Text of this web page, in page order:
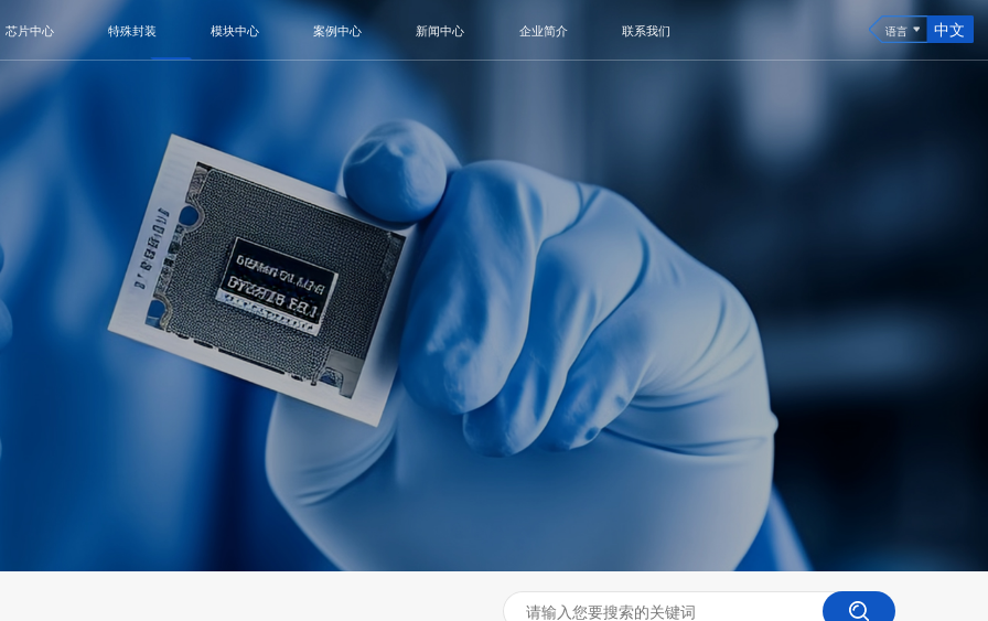
语言 中文
芯片中心 特殊封装 模块中心 案例中心 新闻中心 企业简介 联系我们